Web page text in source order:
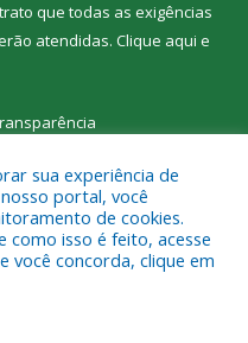
que todas as exigências
atendidas. Clique aqui e
– Secretaria Municipal de
José Porfírio.
sua experiência de
portal, você
de cookies.
como isso é feito, acesse
você concorda, clique em